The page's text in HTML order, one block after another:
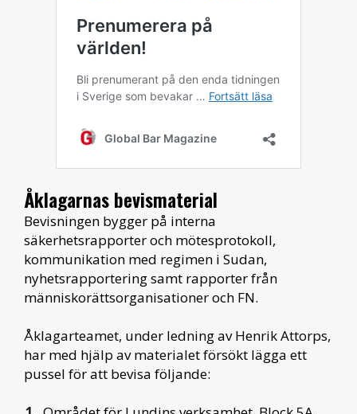
Åklagarnas bevismaterial
Bevisningen bygger på interna
säkerhetsrapporter och mötesprotokoll,
kommunikation med regimen i Sudan,
nyhetsrapportering samt rapporter från
människorättsorganisationer och FN.
Åklagarteamet, under ledning av Henrik Attorps,
har med hjälp av materialet försökt lägga ett
pussel för att bevisa följande: